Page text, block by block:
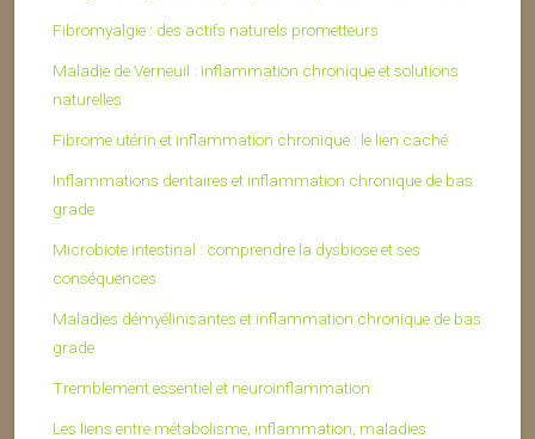
Fibromyalgie : des actifs naturels prometteurs
Maladie de Verneuil : inflammation chronique et solutions
naturelles
Fibrome utérin et inflammation chronique : le lien caché
Inflammations dentaires et inflammation chronique de bas
grade
Microbiote intestinal : comprendre la dysbiose et ses
conséquences
Maladies démyélinisantes et inflammation chronique de bas
grade
Tremblement essentiel et neuroinflammation
Les liens entre métabolisme, inflammation, maladies